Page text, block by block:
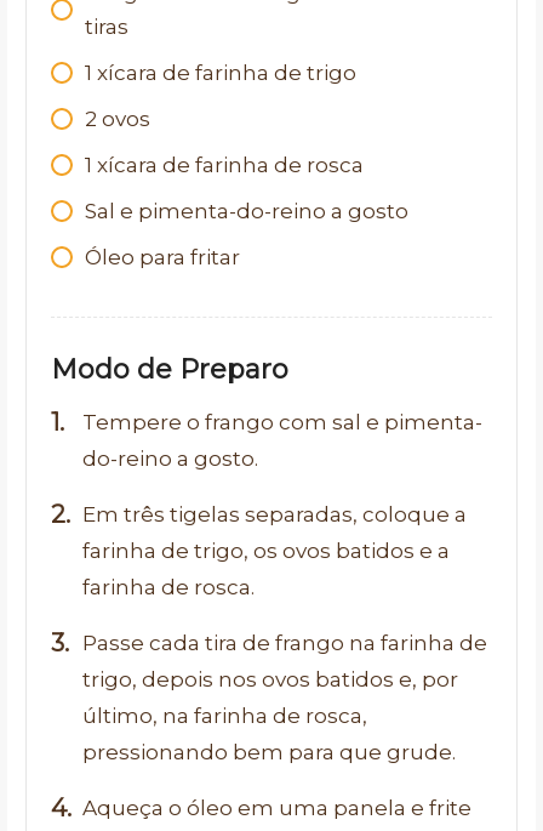
tiras
1 xícara de farinha de trigo
2 ovos
1 xícara de farinha de rosca
Sal e pimenta-do-reino a gosto
Óleo para fritar
Modo de Preparo
Tempere o frango com sal e pimenta-
do-reino a gosto.
Em três tigelas separadas, coloque a
farinha de trigo, os ovos batidos e a
farinha de rosca.
Passe cada tira de frango na farinha de
trigo, depois nos ovos batidos e, por
último, na farinha de rosca,
pressionando bem para que grude.
Aqueça o óleo em uma panela e frite